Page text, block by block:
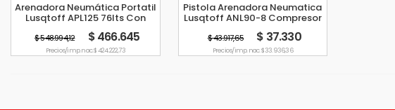
Arenadora Neumática Portatil
Lusqtoff APL125 76lts Con
Ruedas Y Boquilla
$ 548.994,12 $ 466.645
Precio s/imp. nac. $ 424.222,73
Pistola Arenadora Neumatica
Lusqtoff ANL90-8 Compresor
700cc 90psi
$ 43.917,65 $ 37.330
Precio s/imp. nac. $ 33.936,36